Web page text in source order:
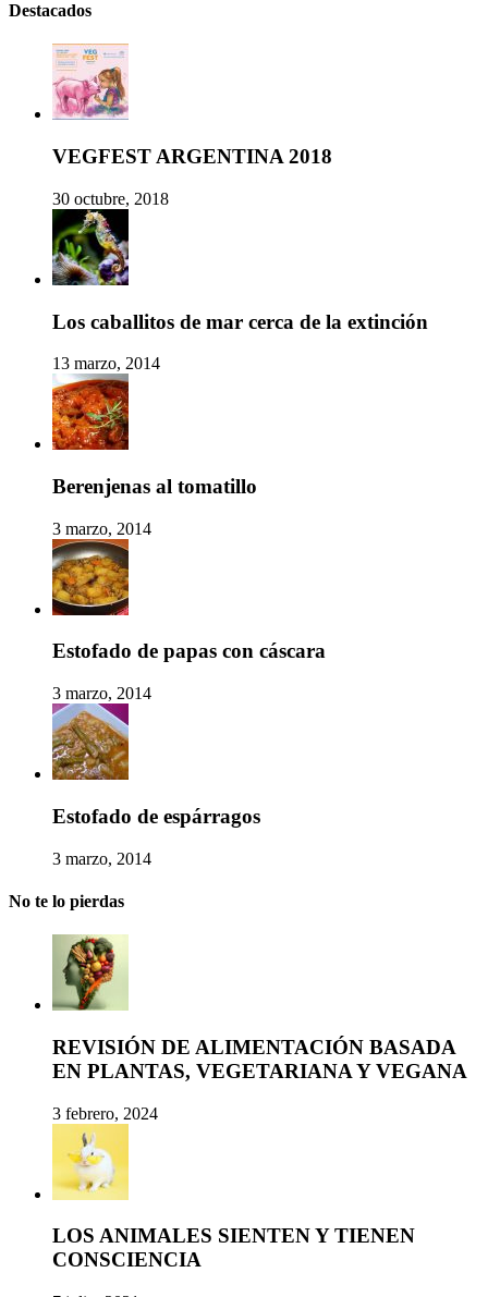
Destacados
VEGFEST ARGENTINA 2018
30 octubre, 2018
Los caballitos de mar cerca de la extinción
13 marzo, 2014
Berenjenas al tomatillo
3 marzo, 2014
Estofado de papas con cáscara
3 marzo, 2014
Estofado de espárragos
3 marzo, 2014
No te lo pierdas
REVISIÓN DE ALIMENTACIÓN BASADA
EN PLANTAS, VEGETARIANA Y VEGANA
3 febrero, 2024
LOS ANIMALES SIENTEN Y TIENEN
CONSCIENCIA